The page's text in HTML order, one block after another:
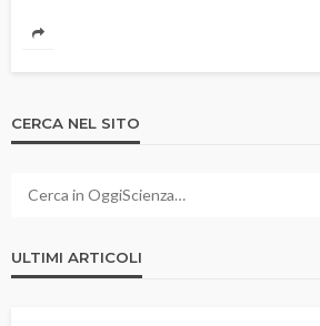
CERCA NEL SITO
ULTIMI ARTICOLI